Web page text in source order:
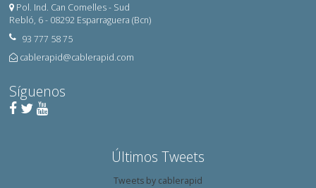
Pol. Ind. Can Comelles - Sud
Rebló, 6 - 08292 Esparraguera (Bcn)
93 777 58 75
cablerapid@cablerapid.com
Síguenos
Últimos Tweets
Tweets by cablerapid